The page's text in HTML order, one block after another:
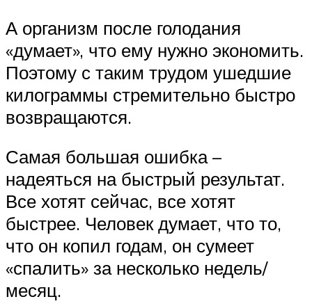
А организм после голодания
«думает», что ему нужно экономить.
Поэтому с таким трудом ушедшие
килограммы стремительно быстро
возвращаются.
Самая большая ошибка –
надеяться на быстрый результат.
Все хотят сейчас, все хотят
быстрее. Человек думает, что то,
что он копил годам, он сумеет
«спалить» за несколько недель/
месяц.